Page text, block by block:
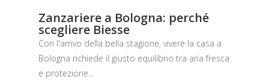
Zanzariere a Bologna: perché
scegliere Biesse
Con l'arrivo della bella stagione, vivere la casa a
Bologna richiede il giusto equilibrio tra aria fresca
e protezione...